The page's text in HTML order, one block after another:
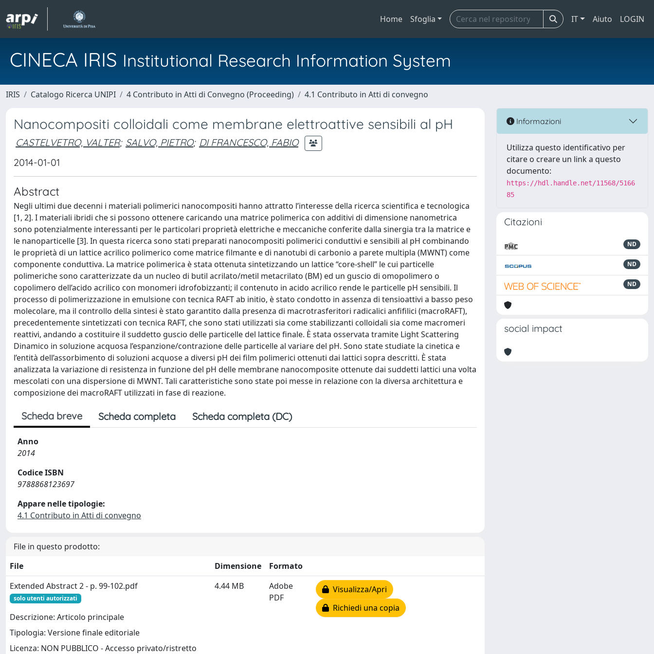
Home Sfoglia IT Aiuto LOGIN
CINECA IRIS Institutional Research Information System
IRIS Catalogo Ricerca UNIPI 4 Contributo in Atti di Convegno (Proceeding) 4.1 Contributo in Atti di convegno
Nanocompositi colloidali come membrane elettroattive sensibili al pH
CASTELVETRO, VALTER; SALVO, PIETRO; DI FRANCESCO, FABIO
2014-01-01
Abstract
Negli ultimi due decenni i materiali polimerici nanocompositi hanno attratto l’interesse della ricerca scientifica e tecnologica
[1, 2]. I materiali ibridi che si possono ottenere caricando una matrice polimerica con additivi di dimensione nanometrica
sono potenzialmente interessanti per le particolari proprietà elettriche e meccaniche conferite dalla sinergia tra la matrice e
le nanoparticelle [3]. In questa ricerca sono stati preparati nanocompositi polimerici conduttivi e sensibili al pH combinando
le proprietà di un lattice acrilico polimerico come matrice filmante e di nanotubi di carbonio a parete multipla (MWNT) come
componente conduttiva. La matrice polimerica è stata ottenuta sintetizzando un lattice “core-shell” le cui particelle
polimeriche sono caratterizzate da un nucleo di butil acrilato/metil metacrilato (BM) ed un guscio di omopolimero o
copolimero dell’acido acrilico con monomeri idrofobizzanti; il contenuto in acido acrilico rende le particelle pH sensibili. Il
processo di polimerizzazione in emulsione con tecnica RAFT ab initio, è stato condotto in assenza di tensioattivi a basso peso
molecolare, ma il controllo della sintesi è stato garantito dalla presenza di macrotrasferitori radicalici anfifilici (macroRAFT),
precedentemente sintetizzati con tecnica RAFT, che sono stati utilizzati sia come stabilizzanti colloidali sia come macromeri
reattivi, andando a costituire il suddetto guscio delle particelle del lattice finale. È stata osservata tramite Light Scattering
Dinamico in soluzione acquosa l’espanzione/contrazione delle particelle al variare del pH. Sono state studiate la cinetica e
l’entità dell’assorbimento di soluzioni acquose a diversi pH dei film polimerici ottenuti dai lattici sopra descritti. È stata
analizzata la variazione di resistenza in funzione del pH delle membrane nanocomposite ottenute dai suddetti lattici una volta
mescolati con una dispersione di MWNT. Tali caratteristiche sono state poi messe in relazione con la diversa architettura e
composizione dei macroRAFT utilizzati in fase di reazione.
Scheda breve Scheda completa Scheda completa (DC)
Anno
2014
Codice ISBN
9788868123697
Appare nelle tipologie:
4.1 Contributo in Atti di convegno
File in questo prodotto:
File
Dimensione
Formato
Extended Abstract 2 - p. 99-102.pdf
solo utenti autorizzati
Descrizione: Articolo principale
Tipologia: Versione finale editoriale
Licenza: NON PUBBLICO - Accesso privato/ristretto
4.44 MB
Adobe
PDF
Visualizza/Apri
Richiedi una copia
Informazioni
Utilizza questo identificativo per
citare o creare un link a questo
documento:
https://hdl.handle.net/11568/5166
85
Citazioni
ND
ND
ND
social impact